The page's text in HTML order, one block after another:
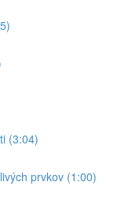
(3:04)
prvkov (1:00)